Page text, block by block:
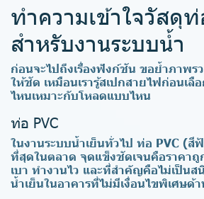
ทำความเข้าใจวัสดุ
สำหรับงานระบบน้ำ
ก่อนจะไปถึงเรื่องฟังก์ชัน ขอย้ำภาพร
ให้ชัด เหมือนเรารู้สเปกสายไฟก่อนเลื
ไหนเหมาะกับโหลดแบบไหน
ท่อ PVC
ในงานระบบน้ำเย็นทั่วไป ท่อ PVC (สี
ที่สุดในตลาด จุดแข็งชัดเจนคือราคา
เบา ทำงานไว และที่สำคัญคือไม่เป็นส
น้ำเย็นในอาคารที่ไม่มีเงื่อนไขพิเศษ